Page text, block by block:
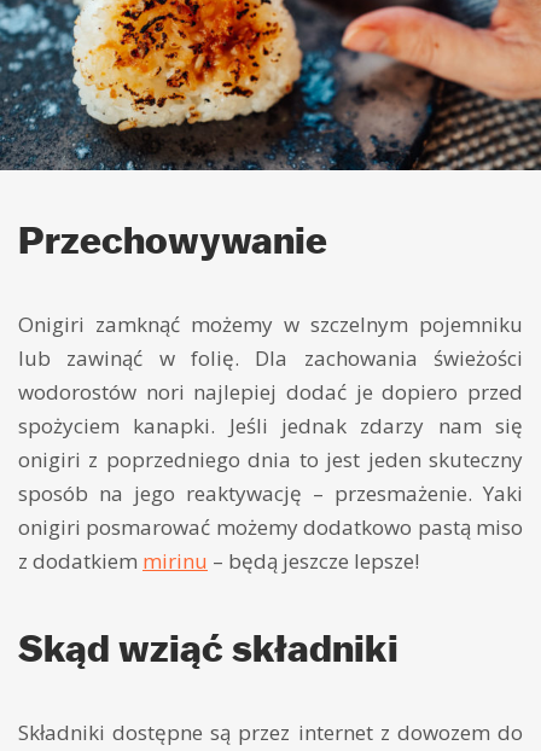
Przechowywanie
Onigiri zamknąć możemy w szczelnym pojemniku
lub zawinąć w folię. Dla zachowania świeżości
wodorostów nori najlepiej dodać je dopiero przed
spożyciem kanapki. Jeśli jednak zdarzy nam się
onigiri z poprzedniego dnia to jest jeden skuteczny
sposób na jego reaktywację – przesmażenie. Yaki
onigiri posmarować możemy dodatkowo pastą miso
z dodatkiem mirinu – będą jeszcze lepsze!
Skąd wziąć składniki
Składniki dostępne są przez internet z dowozem do